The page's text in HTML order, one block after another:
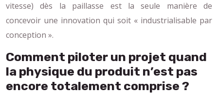
vitesse) dès la paillasse est la seule manière de
concevoir une innovation qui soit « industrialisable par
conception ».
Comment piloter un projet quand
la physique du produit n’est pas
encore totalement comprise ?